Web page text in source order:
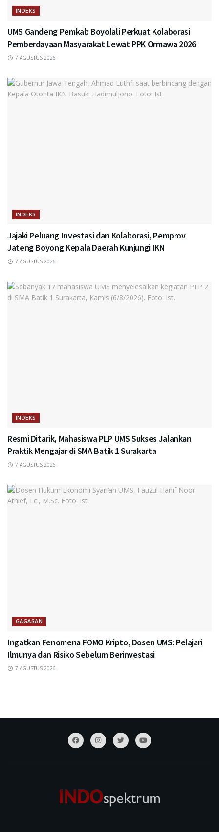
INDEKS
UMS Gandeng Pemkab Boyolali Perkuat Kolaborasi
Pemberdayaan Masyarakat Lewat PPK Ormawa 2026
7 AGUSTUS 2026
INDEKS
Jajaki Peluang Investasi dan Kolaborasi, Pemprov
Jateng Boyong Kepala Daerah Kunjungi IKN
7 AGUSTUS 2026
INDEKS
Resmi Ditarik, Mahasiswa PLP UMS Sukses Jalankan
Praktik Mengajar di SMA Batik 1 Surakarta
7 AGUSTUS 2026
GAGASAN
Ingatkan Fenomena FOMO Kripto, Dosen UMS: Pelajari
Ilmunya dan Risiko Sebelum Berinvestasi
7 AGUSTUS 2026